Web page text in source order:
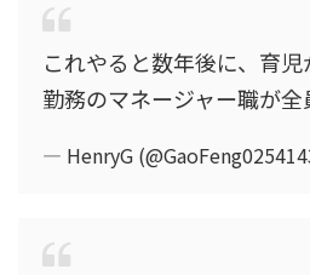
これやると数年後に、育
勤務のマネージャー職が全
— HenryG